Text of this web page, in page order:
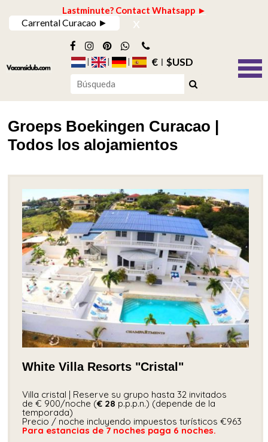
Lastminute? Contact Whatsapp ►
Carrental Curacao ► x
€ $USD
Groeps Boekingen Curacao |
Todos los alojamientos
White Villa Resorts "Cristal"
Villa cristal | Reserve su grupo hasta 32 invitados
de € 900/noche (€ 28 p.p.p.n.) (depende de la
temporada)
Precio / noche incluyendo impuestos turísticos €963
Para estancias de 7 noches paga 6 noches.